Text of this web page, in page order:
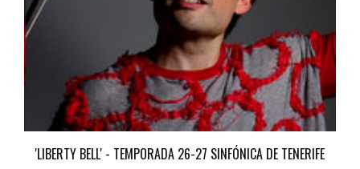
'LIBERTY BELL' - TEMPORADA 26-27 SINFÓNICA DE TENERIFE